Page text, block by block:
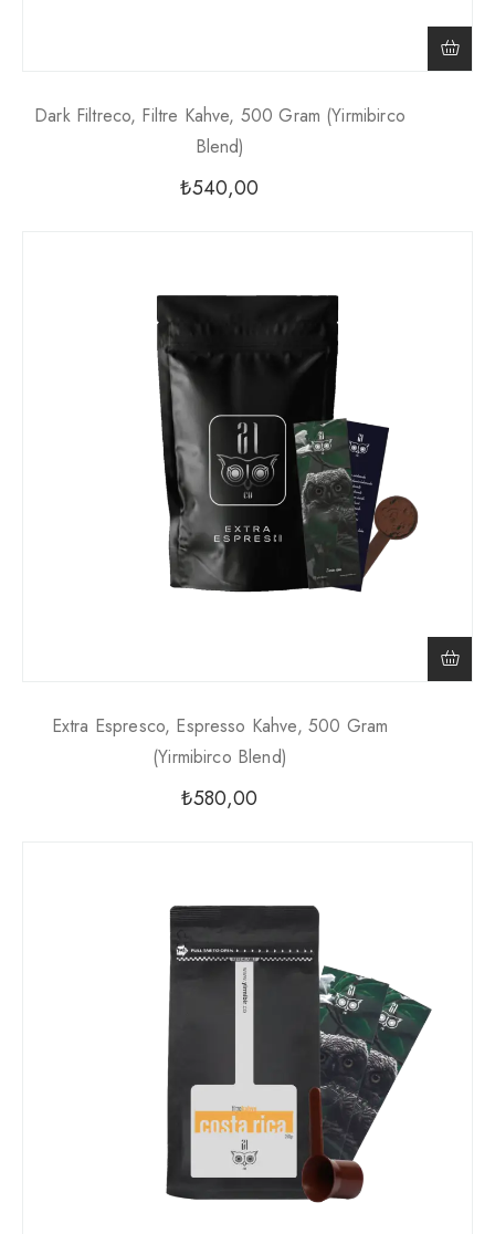
Dark Filtreco, Filtre Kahve, 500 Gram (yirmibirco
Blend)
₺540,00
Extra Espresco, Espresso Kahve, 500 Gram
(yirmibirco Blend)
₺580,00